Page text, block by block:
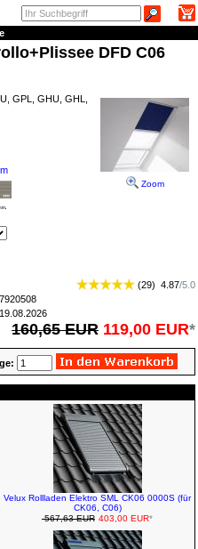
DFD C06
Zoom
GPL, GHU, GHL,
(29) 4.87/5.0
160,65 EUR 119,00 EUR*
Velux Rollladen Elektro SML CK06 0000S (für
CK06, C06)
567,63 EUR 403,00 EUR*